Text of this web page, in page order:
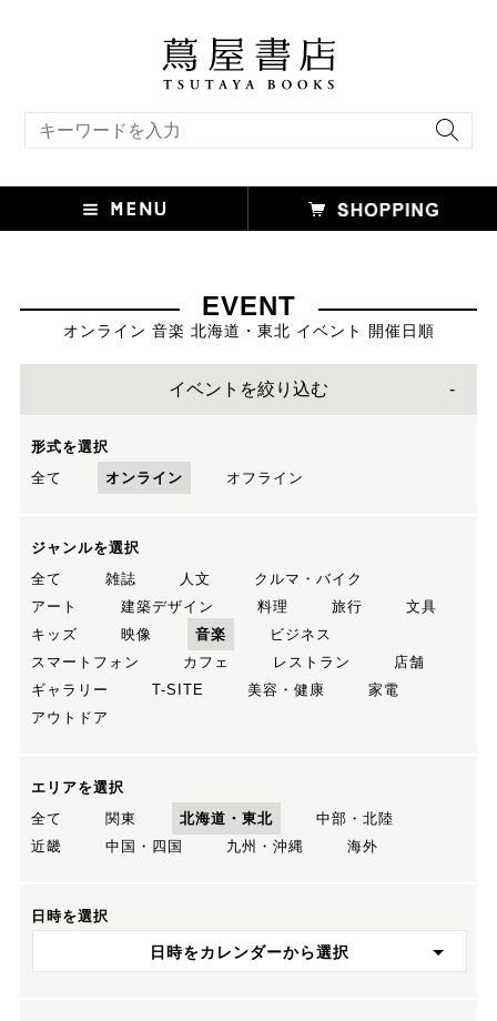
EVENT
オンライン 音楽 北海道・東北 イベント 開催日順
イベントを絞り込む
形式を選択
全て
オンライン オフライン
ジャンルを選択
全て
雑誌 人文
クルマ・バイク
アート
建築デザイン 料理 旅行
文具
キッズ
映像 音楽
ビジネス
スマートフォン
カフェ レストラン
店舗
ギャラリー
T-SITE 美容・健康
家電
アウトドア
エリアを選択
全て
関東 北海道・東北
中部・北陸
近畿
中国・四国 九州・沖縄 海外
日時を選択
日時をカレンダーから選択